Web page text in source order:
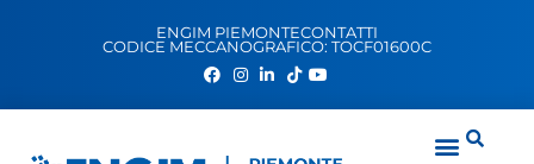
ENGIM PIEMONTECONTATTI
CODICE MECCANOGRAFICO: TOCF01600C